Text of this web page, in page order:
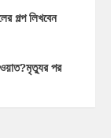
গল্প লিখবেন
পর